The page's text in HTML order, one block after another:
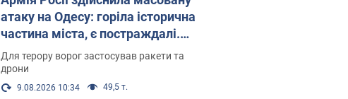
атаку на Одесу: горіла історична
частина міста, є постраждалі.
Фото та відео
Для терору ворог застосував ракети та
дрони
9.08.2026 10:34 49,5 т.